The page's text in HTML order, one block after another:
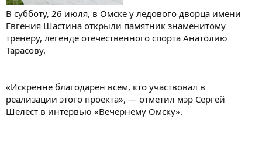
В субботу, 26 июля, в Омске у ледового дворца имени
Евгения Шастина открыли памятник знаменитому
тренеру, легенде отечественного спорта Анатолию
Тарасову.
«Искренне благодарен всем, кто участвовал в
реализации этого проекта», — отметил мэр Сергей
Шелест в интервью «Вечернему Омску».